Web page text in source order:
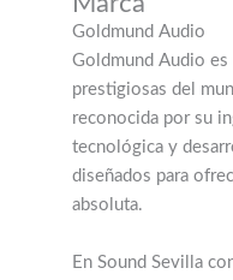
Goldmund Audio
Goldmund Audio es
prestigiosas del
reconocida por su
tecnológica y
diseñados para
absoluta.
En Sound Sevilla